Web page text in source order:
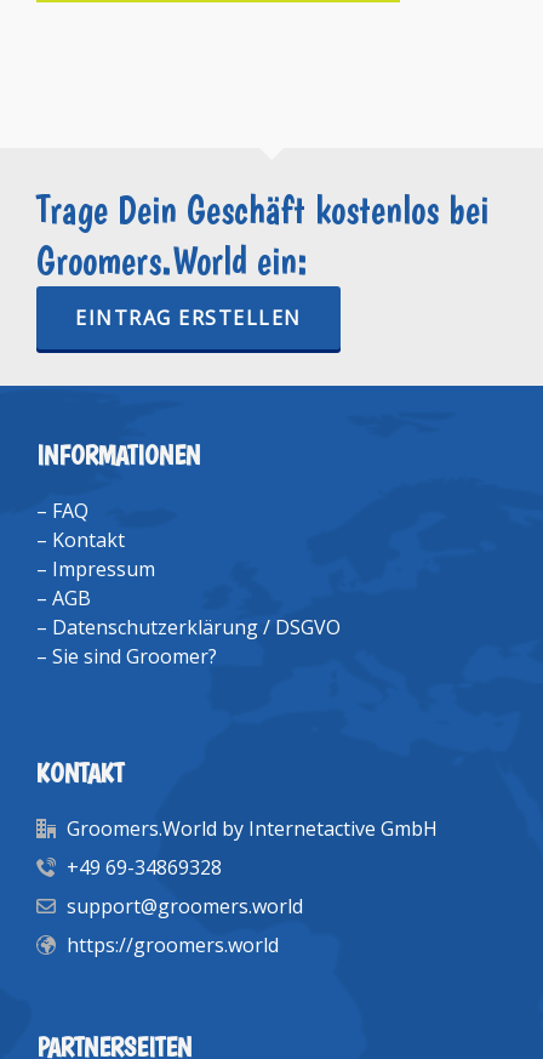
Trage Dein Geschäft kostenlos bei
Groomers.World ein:
EINTRAG ERSTELLEN
INFORMATIONEN
– FAQ
– Kontakt
– Impressum
– AGB
– Datenschutzerklärung / DSGVO
– Sie sind Groomer?
KONTAKT
Groomers.World by Internetactive GmbH
+49 69-34869328
support@groomers.world
https://groomers.world
PARTNERSEITEN